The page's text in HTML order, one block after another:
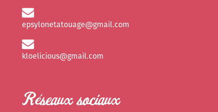
epsylonetatouage@gmail.com
kloelicious@gmail.com
Réseaux sociaux